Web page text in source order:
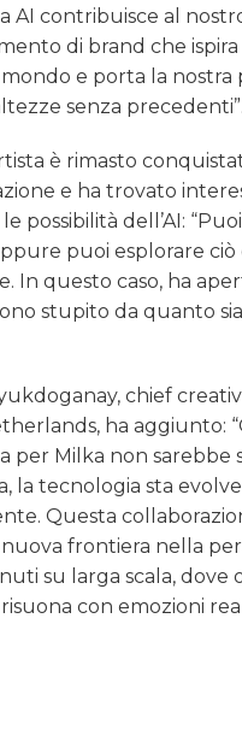
AI contribuisce al
di brand che
e porta la nostra
senza precedenti”.
è rimasto
e ha trovato
possibilità dell’AI:
puoi esplorare ciò
In questo caso, ha
stupito da quanto
chief
ha aggiunto:
per Milka non sarebbe
la tecnologia sta
Questa
frontiera nella
su larga scala, dove
con emozioni